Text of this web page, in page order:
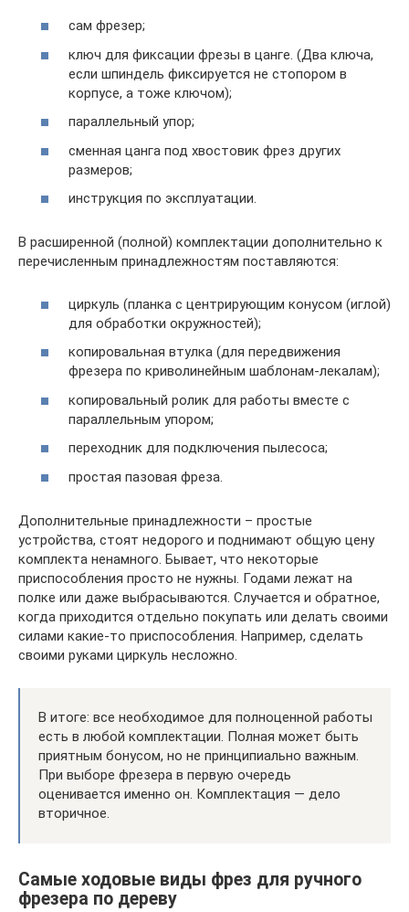
сам фрезер;
ключ для фиксации фрезы в цанге. (Два ключа,
если шпиндель фиксируется не стопором в
корпусе, а тоже ключом);
параллельный упор;
сменная цанга под хвостовик фрез других
размеров;
инструкция по эксплуатации.
В расширенной (полной) комплектации дополнительно к
перечисленным принадлежностям поставляются:
циркуль (планка с центрирующим конусом (иглой)
для обработки окружностей);
копировальная втулка (для передвижения
фрезера по криволинейным шаблонам-лекалам);
копировальный ролик для работы вместе с
параллельным упором;
переходник для подключения пылесоса;
простая пазовая фреза.
Дополнительные принадлежности – простые
устройства, стоят недорого и поднимают общую цену
комплекта ненамного. Бывает, что некоторые
приспособления просто не нужны. Годами лежат на
полке или даже выбрасываются. Случается и обратное,
когда приходится отдельно покупать или делать своими
силами какие-то приспособления. Например, сделать
своими руками циркуль несложно.
В итоге: все необходимое для полноценной работы
есть в любой комплектации. Полная может быть
приятным бонусом, но не принципиально важным.
При выборе фрезера в первую очередь
оценивается именно он. Комплектация — дело
вторичное.
Самые ходовые виды фрез для ручного
фрезера по дереву